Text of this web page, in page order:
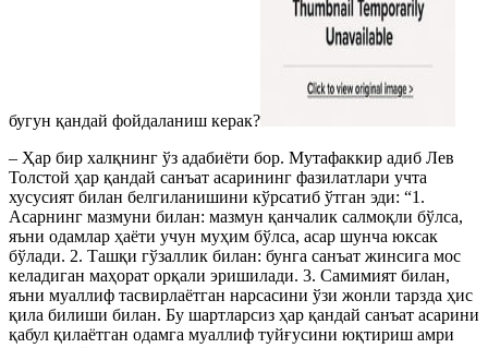
бугун қандай фойдаланиш керак?
– Ҳар бир халқнинг ўз адабиёти бор. Мутафаккир адиб Лев
Толстой ҳар қандай санъат асарининг фазилатлари учта
хусусият билан белгиланишини кўрсатиб ўтган эди: “1.
Асарнинг мазмуни билан: мазмун қанчалик салмоқли бўлса,
яъни одамлар ҳаёти учун муҳим бўлса, асар шунча юксак
бўлади. 2. Ташқи гўзаллик билан: бунга санъат жинсига мос
келадиган маҳорат орқали эришилади. 3. Самимият билан,
яъни муаллиф тасвирлаётган нарсасини ўзи жонли тарзда ҳис
қила билиши билан. Бу шартларсиз ҳар қандай санъат асарини
қабул қилаётган одамга муаллиф туйғусини юқтириш амри